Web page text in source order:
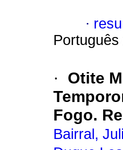
·
Português
·
Otite
Fogo.
Bairral,